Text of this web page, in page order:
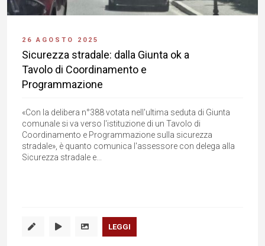
26 AGOSTO 2025
Sicurezza stradale: dalla Giunta ok a
Tavolo di Coordinamento e
Programmazione
«Con la delibera n°388 votata nell'ultima seduta di Giunta
comunale si va verso l'istituzione di un Tavolo di
Coordinamento e Programmazione sulla sicurezza
stradale», è quanto comunica l'assessore con delega alla
Sicurezza stradale e...
LEGGI